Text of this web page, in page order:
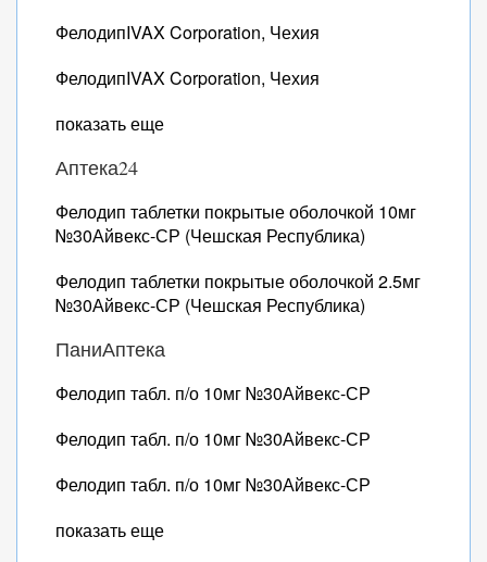
ФелодипIVAX Corporation, Чехия
ФелодипIVAX Corporation, Чехия
показать еще
Аптека24
Фелодип таблетки покрытые оболочкой 10мг
№30Айвекс-СР (Чешская Республика)
Фелодип таблетки покрытые оболочкой 2.5мг
№30Айвекс-СР (Чешская Республика)
ПаниАптека
Фелодип табл. п/о 10мг №30Айвекс-СР
Фелодип табл. п/о 10мг №30Айвекс-СР
Фелодип табл. п/о 10мг №30Айвекс-СР
показать еще